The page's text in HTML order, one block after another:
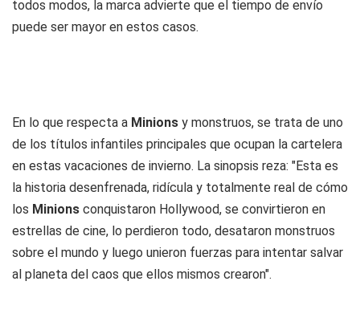
todos modos, la marca advierte que el tiempo de envío
puede ser mayor en estos casos.
En lo que respecta a Minions y monstruos, se trata de uno
de los títulos infantiles principales que ocupan la cartelera
en estas vacaciones de invierno. La sinopsis reza: "Esta es
la historia desenfrenada, ridícula y totalmente real de cómo
los Minions conquistaron Hollywood, se convirtieron en
estrellas de cine, lo perdieron todo, desataron monstruos
sobre el mundo y luego unieron fuerzas para intentar salvar
al planeta del caos que ellos mismos crearon".